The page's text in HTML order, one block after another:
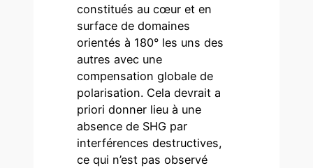
constitués au cœur et en
surface de domaines
orientés à 180° les uns des
autres avec une
compensation globale de
polarisation. Cela devrait a
priori donner lieu à une
absence de SHG par
interférences destructives,
ce qui n’est pas observé